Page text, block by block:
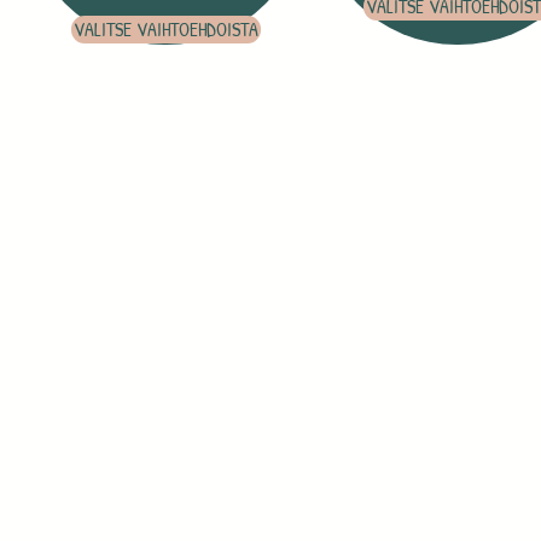
VALITSE VAIHTOEHDOISTA
VALITSE